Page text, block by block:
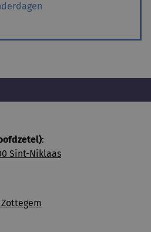
:
Sint-Niklaas